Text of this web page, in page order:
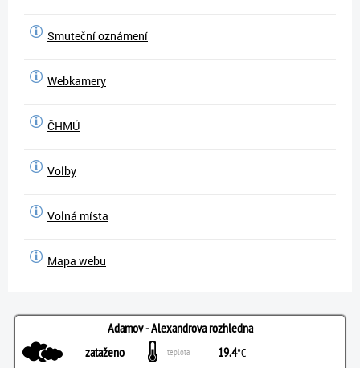
Smuteční oznámení
Webkamery
ČHMÚ
Volby
Volná místa
Mapa webu